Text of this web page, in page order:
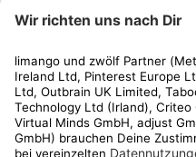
Kundenservice
Shop